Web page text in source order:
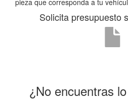
Solicita presupuesto
¿No encuentras